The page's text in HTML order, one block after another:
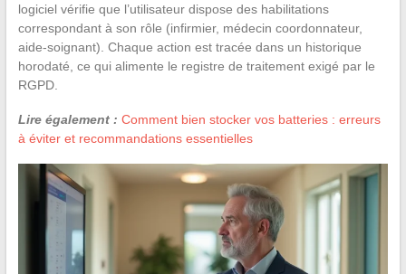
logiciel vérifie que l’utilisateur dispose des habilitations
correspondant à son rôle (infirmier, médecin coordonnateur,
aide-soignant). Chaque action est tracée dans un historique
horodaté, ce qui alimente le registre de traitement exigé par le
RGPD.
Lire également : Comment bien stocker vos batteries : erreurs
à éviter et recommandations essentielles